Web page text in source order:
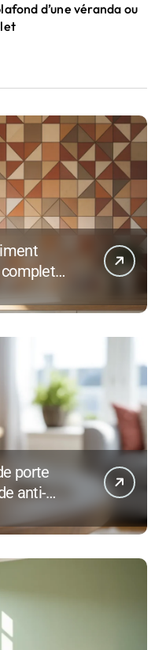
d’une véranda ou
complet
porte
anti-